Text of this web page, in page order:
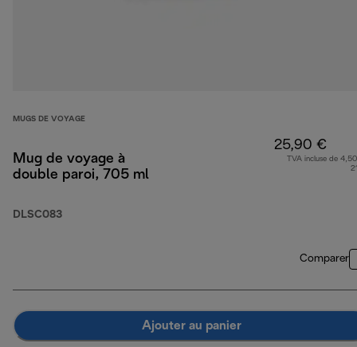
MUGS DE VOYAGE
Mug de voyage à
double paroi, 705 ml
DLSC083
25,90 €
TVA incluse de
Comparer
Ajouter au panier